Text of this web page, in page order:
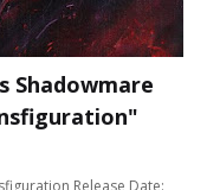
Shadowmare
Release Date: